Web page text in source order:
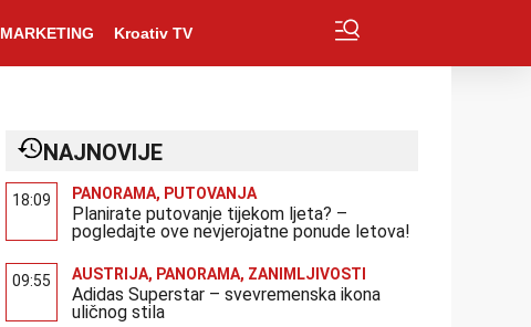
MARKETING Kroativ TV
NAJNOVIJE
18:09 PANORAMA, PUTOVANJA
Planirate putovanje tijekom ljeta? –
pogledajte ove nevjerojatne ponude letova!
09:55 AUSTRIJA, PANORAMA, ZANIMLJIVOSTI
Adidas Superstar – svevremenska ikona
uličnog stila